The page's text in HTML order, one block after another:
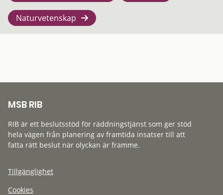
Naturvetenskap
MSB RIB
RIB är ett beslutsstöd för räddningstjänst som ger stöd
hela vägen från planering av framtida insatser till att
fatta rätt beslut när olyckan är framme.
Tillgänglighet
Cookies